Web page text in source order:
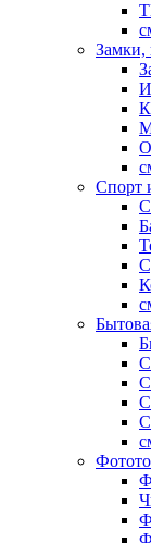
Замки,
Спорт